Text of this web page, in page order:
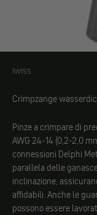
iwiss
iwiss
Crimpzange
Pinze a crimpare di
AWG 24-14 (0,2-2,0
connessioni Delphi
parallela delle
inclinazione,
affidabili. Anche le
possono essere